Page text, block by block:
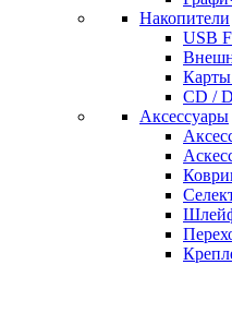
Накопители
USB
Карты
CD /
Аксессуары